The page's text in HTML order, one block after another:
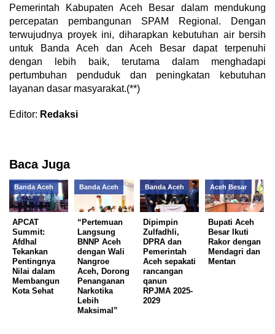
Pemerintah Kabupaten Aceh Besar dalam mendukung
percepatan pembangunan SPAM Regional. Dengan
terwujudnya proyek ini, diharapkan kebutuhan air bersih
untuk Banda Aceh dan Aceh Besar dapat terpenuhi
dengan lebih baik, terutama dalam menghadapi
pertumbuhan penduduk dan peningkatan kebutuhan
layanan dasar masyarakat.(**)
Editor: Redaksi
Baca Juga
Banda Aceh
APCAT
Summit:
Afdhal
Tekankan
Pentingnya
Nilai dalam
Membangun
Kota Sehat
Banda Aceh
“Pertemuan
Langsung
BNNP Aceh
dengan Wali
Nangroe
Aceh, Dorong
Penanganan
Narkotika
Lebih
Maksimal”
Banda Aceh
Dipimpin
Zulfadhli,
DPRA dan
Pemerintah
Aceh sepakati
rancangan
qanun
RPJMA 2025-
2029
Aceh Besar
Bupati Aceh
Besar Ikuti
Rakor dengan
Mendagri dan
Mentan